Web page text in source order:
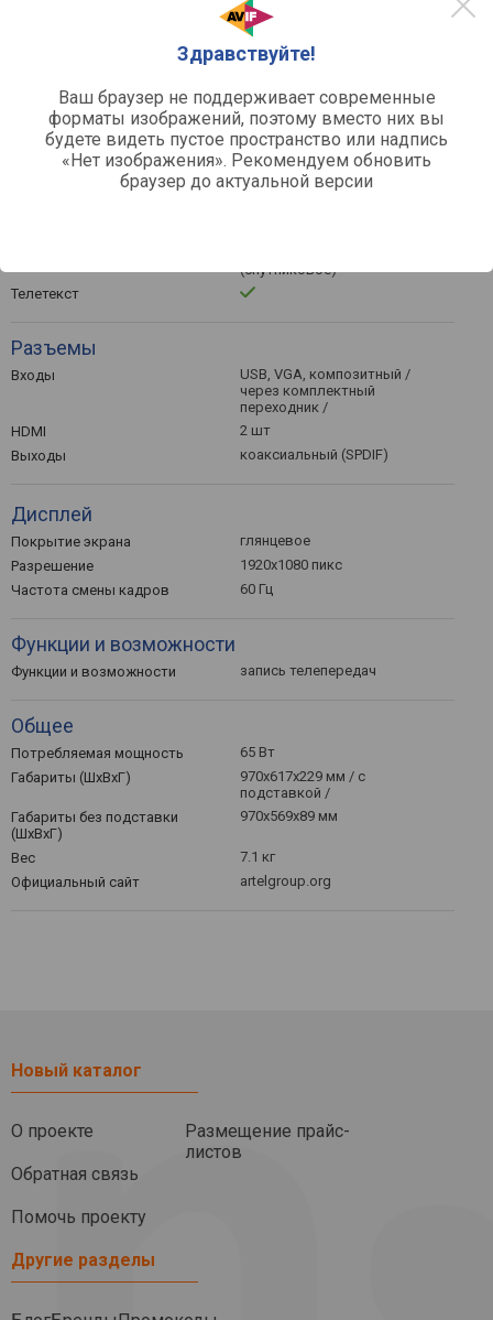
Здравствуйте!
Ваш браузер не поддерживает современные
форматы изображений, поэтому вместо них вы
будете видеть пустое пространство или надпись
«Нет изображения». Рекомендуем обновить
браузер до актуальной версии
Размер диагонали 43 "
Мультимедиа
Мощность звука
20 Вт
2 шт
(спутниковое)
Телетекст
Разъемы
Входы
USB, VGA, композитный /
через комплектный
переходник /
HDMI
2 шт
Выходы
коаксиальный (SPDIF)
Дисплей
Покрытие экрана
глянцевое
Разрешение
1920x1080 пикс
Частота смены кадров
60 Гц
Функции и возможности
Функции и возможности запись телепередач
Общее
Потребляемая мощность
65 Вт
Габариты (ШхВхГ)
970x617x229 мм / с
подставкой /
Габариты без подставки
(ШхВхГ)
970x569x89 мм
Вес
7.1 кг
Официальный сайт
artelgroup.org
Новый каталог
О проекте
Обратная связь
Помочь проекту
Размещение прайс-
листов
Другие разделы